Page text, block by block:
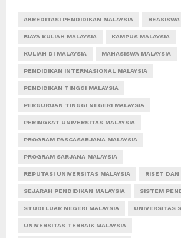
AKREDITASI PENDIDIKAN MALAYSIA
BIAYA KULIAH MALAYSIA KAMPUS MALAYSIA
KULIAH DI MALAYSIA MAHASISWA MALAYSIA
PENDIDIKAN INTERNASIONAL MALAYSIA
PENDIDIKAN TINGGI MALAYSIA
PERGURUAN TINGGI NEGERI MALAYSIA
PERINGKAT UNIVERSITAS MALAYSIA
PROGRAM PASCASARJANA MALAYSIA
PROGRAM SARJANA MALAYSIA
REPUTASI UNIVERSITAS MALAYSIA RISET DAN
SEJARAH PENDIDIKAN MALAYSIA SISTEM
STUDI LUAR NEGERI MALAYSIA UNIVERSITAS
UNIVERSITAS TERBAIK MALAYSIA